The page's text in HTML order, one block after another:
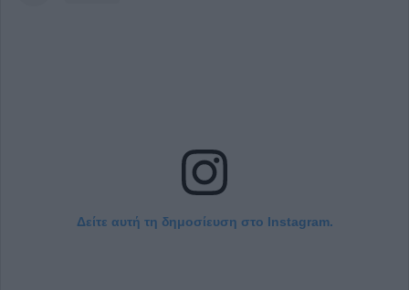
Δείτε αυτή τη δημοσίευση στο Instagram.